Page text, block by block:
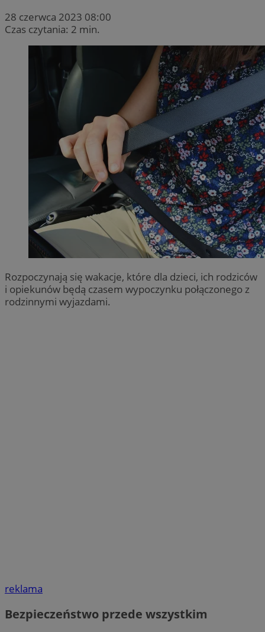
28 czerwca 2023 08:00
Czas czytania: 2 min.
Rozpoczynają się wakacje, które dla dzieci, ich rodziców
i opiekunów będą czasem wypoczynku połączonego z
rodzinnymi wyjazdami.
reklama
Bezpieczeństwo przede wszystkim